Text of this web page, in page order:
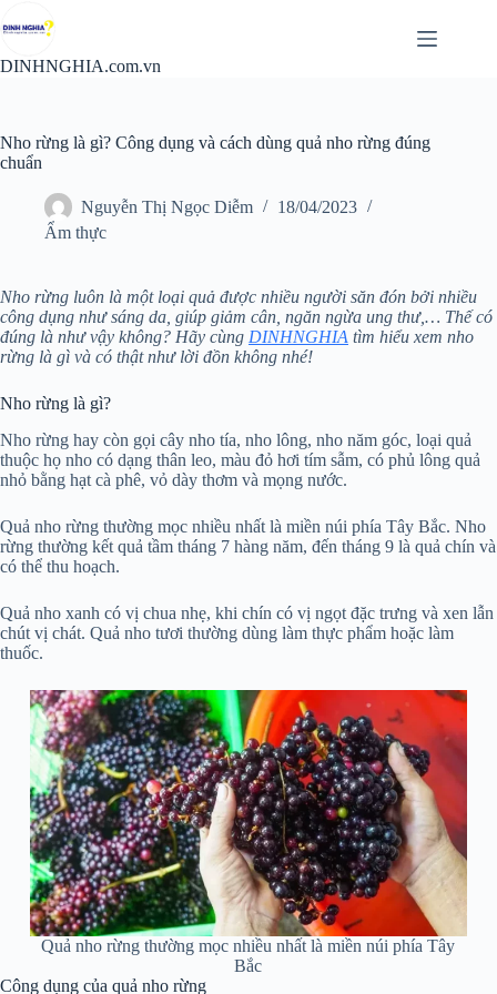
đến
nội
DINHNGHIA.com.vn
Nho rừng là gì? Công dụng và cách dùng quả nho rừng đúng
chuẩn
Nguyễn Thị Ngọc Diễm
18/04/2023
Ẩm thực
Nho rừng luôn là một loại quả được nhiều người săn đón bởi nhiều
công dụng như sáng da, giúp giảm cân, ngăn ngừa ung thư,… Thế có
đúng là như vậy không? Hãy cùng DINHNGHIA tìm hiểu xem nho
rừng là gì và có thật như lời đồn không nhé!
Nho rừng là gì?
Nho rừng hay còn gọi cây nho tía, nho lông, nho năm góc, loại quả
thuộc họ nho có dạng thân leo, màu đỏ hơi tím sẫm, có phủ lông quả
nhỏ bằng hạt cà phê, vỏ dày thơm và mọng nước.
Quả nho rừng thường mọc nhiều nhất là miền núi phía Tây Bắc. Nho
rừng thường kết quả tầm tháng 7 hàng năm, đến tháng 9 là quả chín và
có thể thu hoạch.
Quả nho xanh có vị chua nhẹ, khi chín có vị ngọt đặc trưng và xen lẫn
chút vị chát. Quả nho tươi thường dùng làm thực phẩm hoặc làm
thuốc.
Quả nho rừng thường mọc nhiều nhất là miền núi phía Tây
Bắc
Công dụng của quả nho rừng